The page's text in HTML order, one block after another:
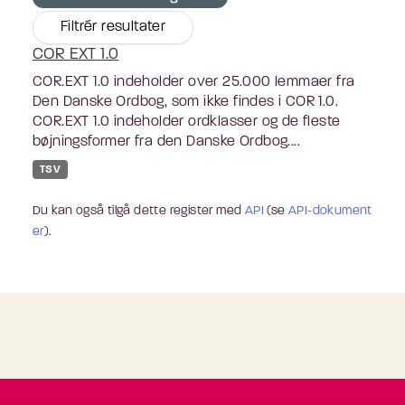
Filtrér resultater
COR EXT 1.0
COR.EXT 1.0 indeholder over 25.000 lemmaer fra
Den Danske Ordbog, som ikke findes i COR 1.0.
COR.EXT 1.0 indeholder ordklasser og de fleste
bøjningsformer fra den Danske Ordbog....
TSV
Du kan også tilgå dette register med API (seAPI-dokument
er).